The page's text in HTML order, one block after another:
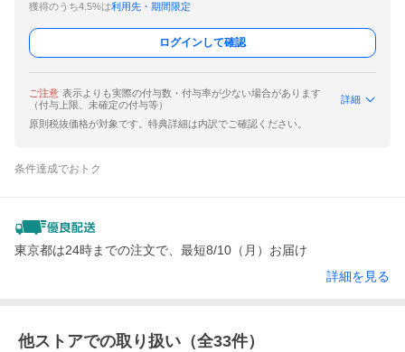
獲得のうち4.5%は利用先・期間限定
ログインして確認
ご注意 表示よりも実際の付与数・付与率が少ない場合があります
（付与上限、未確定の付与等）
詳細
原則税抜価格が対象です。特典詳細は内訳でご確認ください。
条件達成でおトク
東京都は24時までの注文で、最短8/10（月）お届け
詳細を見る
他ストアでの取り扱い（全33件）